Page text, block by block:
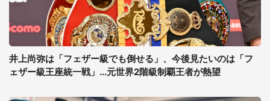
井上尚弥は「フェザー級でも倒せる」、今後見たいのは「フ
ェザー級王座統一戦」...元世界2階級制覇王者が熱望